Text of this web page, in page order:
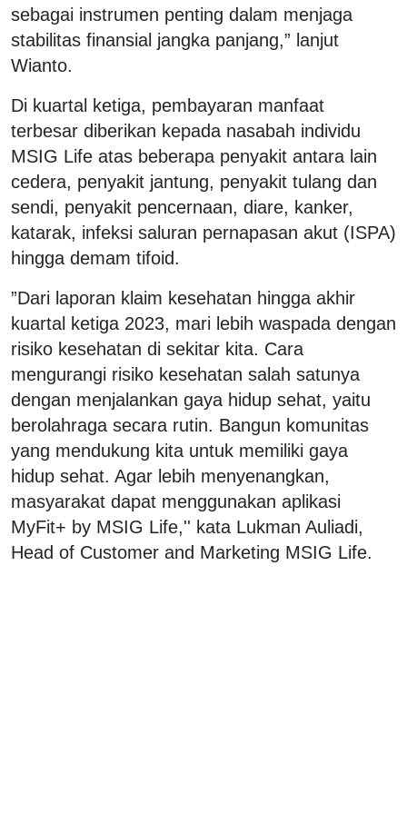
sebagai instrumen penting dalam menjaga
stabilitas finansial jangka panjang,” lanjut
Wianto.
Di kuartal ketiga, pembayaran manfaat
terbesar diberikan kepada nasabah individu
MSIG Life atas beberapa penyakit antara lain
cedera, penyakit jantung, penyakit tulang dan
sendi, penyakit pencernaan, diare, kanker,
katarak, infeksi saluran pernapasan akut (ISPA)
hingga demam tifoid.
”Dari laporan klaim kesehatan hingga akhir
kuartal ketiga 2023, mari lebih waspada dengan
risiko kesehatan di sekitar kita. Cara
mengurangi risiko kesehatan salah satunya
dengan menjalankan gaya hidup sehat, yaitu
berolahraga secara rutin. Bangun komunitas
yang mendukung kita untuk memiliki gaya
hidup sehat. Agar lebih menyenangkan,
masyarakat dapat menggunakan aplikasi
MyFit+ by MSIG Life,'' kata Lukman Auliadi,
Head of Customer and Marketing MSIG Life.